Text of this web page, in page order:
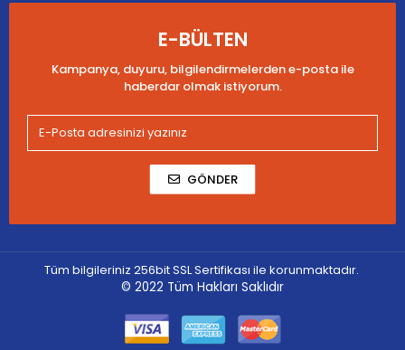
E-BÜLTEN
Kampanya, duyuru, bilgilendirmelerden e-posta ile
haberdar olmak istiyorum.
GÖNDER
Tüm bilgileriniz 256bit SSL Sertifikası ile korunmaktadır.
© 2022 Tüm Hakları Saklıdır